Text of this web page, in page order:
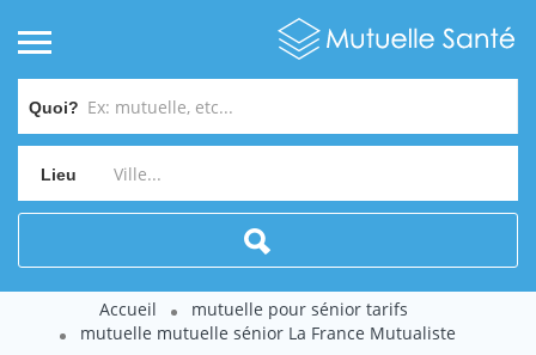
Quoi?
Lieu
Accueil
mutuelle pour sénior tarifs
mutuelle mutuelle sénior La France Mutualiste